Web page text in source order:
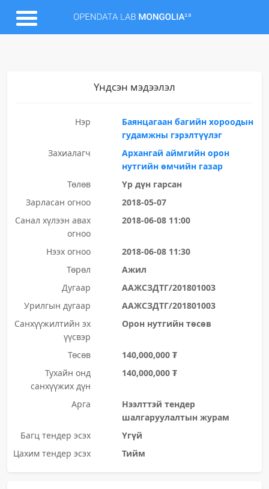
Үндсэн мэдээлэл
Нэр
Баянцагаан багийн хороодын
гудамжны гэрэлтүүлэг
Захиалагч
Архангай аймгийн орон
нутгийн өмчийн газар
Төлөв
Үр дүн гарсан
Зарласан огноо
2018-05-07
Санал хүлээн авах
огноо
2018-06-08 11:00
Нээх огноо
2018-06-08 11:30
Төрөл
Ажил
Дугаар
ААЖСЗДТГ/201801003
Урилгын дугаар
ААЖСЗДТГ/201801003
Санхүүжилтийн эх
үүсвэр
Орон нутгийн төсөв
Төсөв
140,000,000 ₮
Тухайн онд
санхүүжих дүн
140,000,000 ₮
Арга
Нээлттэй тендер
шалгаруулалтын журам
Багц тендер эсэх
Үгүй
Цахим тендер эсэх
Тийм